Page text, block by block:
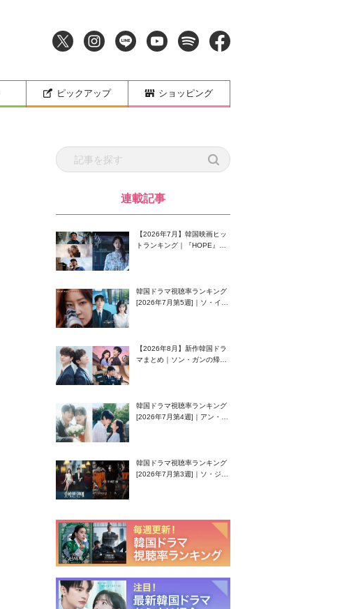
ピックアップ ショッピング
連載記事
【2026年7月】韓国映画ヒッ
トランキング｜『HOPE』が
韓国ドラマ視聴率ランキング
[2026年7月第5週]｜ソ・イン
【2026年8月】新作韓国ドラ
マまとめ｜ソン・ガンの帰
韓国ドラマ視聴率ランキング
[2026年7月第4週]｜アン・ヒ
韓国ドラマ視聴率ランキング
[2026年7月第3週]｜ソ・ジソ